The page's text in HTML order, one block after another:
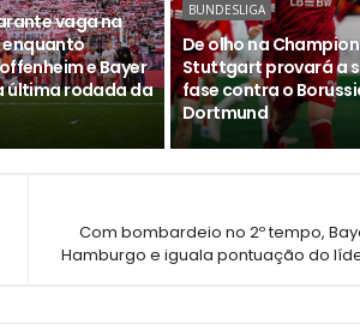
vaga na
enquanto
e Bayer
última rodada da
BUNDESLIGA
De olho na
Stuttgart provará a
fase contra o
Dortmund
Com bombardeio no 2º tempo,
Hamburgo e iguala pontuação do